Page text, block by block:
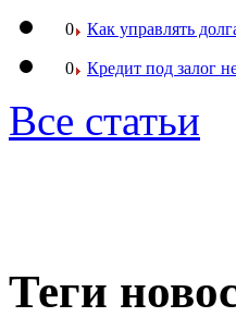
0 Как управлять
0 Кредит под залог
Все статьи
Теги